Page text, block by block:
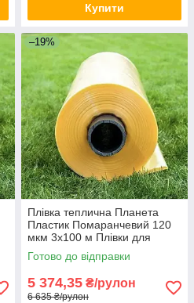
Купити
–19%
Плівка теплична Планета
Пластик Помаранчевий 120
мкм 3х100 м Плівки для
теплиць Міцна плівка для
теплиць
Готово до відправки
5 374,35 ₴/рулон
6 635 ₴/рулон